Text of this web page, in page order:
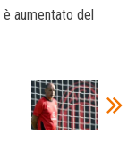
è aumentato del